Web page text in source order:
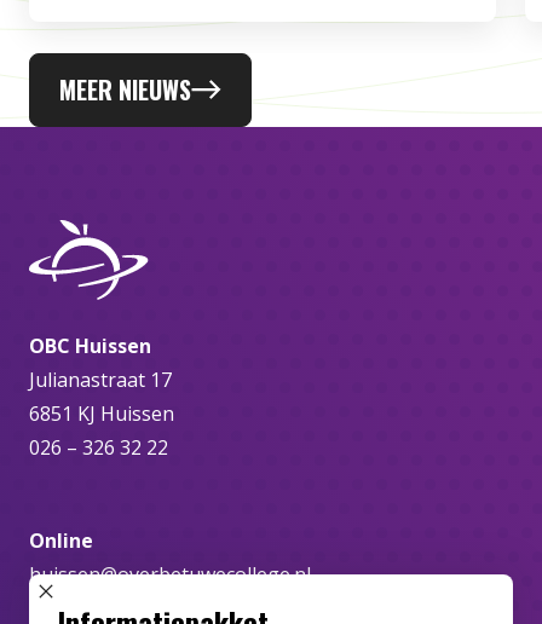
MEER NIEUWS
OBC Huissen
Julianastraat 17
6851 KJ Huissen
026 – 326 32 22
Online
huissen@overbetuwecollege.nl
SLUIT POPUP